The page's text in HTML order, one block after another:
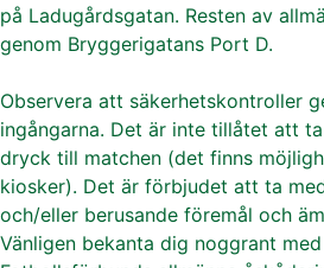
på Ladugårdsgatan. Resten av
genom Bryggerigatans Port D.
Observera att säkerhetskontroller
ingångarna. Det är inte tillåtet att
dryck till matchen (det finns
kiosker). Det är förbjudet att ta
och/eller berusande föremål och
Vänligen bekanta dig noggrant